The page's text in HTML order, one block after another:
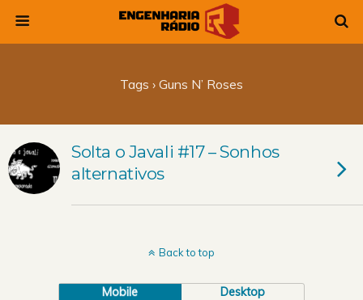
Tags › Guns N’ Roses
Solta o Javali #17 – Sonhos
alternativos
Back to top
Mobile Desktop